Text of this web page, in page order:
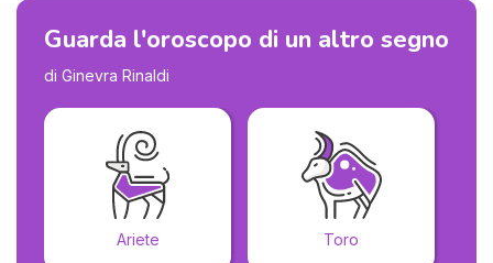
Guarda l'oroscopo di un altro segno
di Ginevra Rinaldi
Ariete Toro